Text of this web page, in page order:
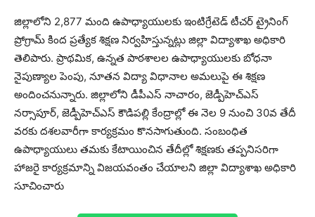
జిల్లాలోని 2,877 మంది ఉపాధ్యాయులకు ఇంటిగ్రేటెడ్ టీచర్ ట్రైనింగ్
ప్రోగ్రామ్‌ కింద ప్రత్యేక శిక్షణ నిర్వహిస్తున్నట్లు జిల్లా విద్యాశాఖ అధికారి
తెలిపారు. ప్రాథమిక, ఉన్నత పాఠశాలల ఉపాధ్యాయులకు బోధనా
నైపుణ్యాల పెంపు, నూతన విద్యా విధానాల అమలుపై ఈ శిక్షణ
అందించనున్నారు. జిల్లాలోని డీపీఎస్ నాచారం, జెడ్పీహెచ్‌ఎస్
నర్సాపూర్, జెడ్పీహెచ్‌ఎస్ కౌడిపల్లి కేంద్రాల్లో ఈ నెల 9 నుంచి 30వ తేదీ
వరకు దశలవారీగా కార్యక్రమం కొనసాగుతుంది. సంబంధిత
ఉపాధ్యాయులు తమకు కేటాయించిన తేదీల్లో శిక్షణకు తప్పనిసరిగా
హాజరై కార్యక్రమాన్ని విజయవంతం చేయాలని జిల్లా విద్యాశాఖ అధికారి
సూచించారు